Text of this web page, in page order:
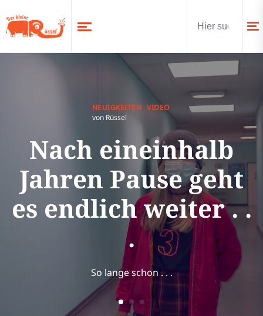
NEUIGKEITEN VIDEO
von Rüssel
Nach eineinhalb
Jahren Pause geht
es endlich weiter . .
.
So lange schon . . .